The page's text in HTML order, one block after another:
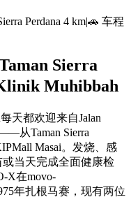
Perdana 4 km|🚗 车程
Sierra
Muhibbah
天都欢迎来自Jalan
从Taman Sierra
Masai。发烧、感
当天完成全面健康检
X在movo-
年扎根马赛，现有两位